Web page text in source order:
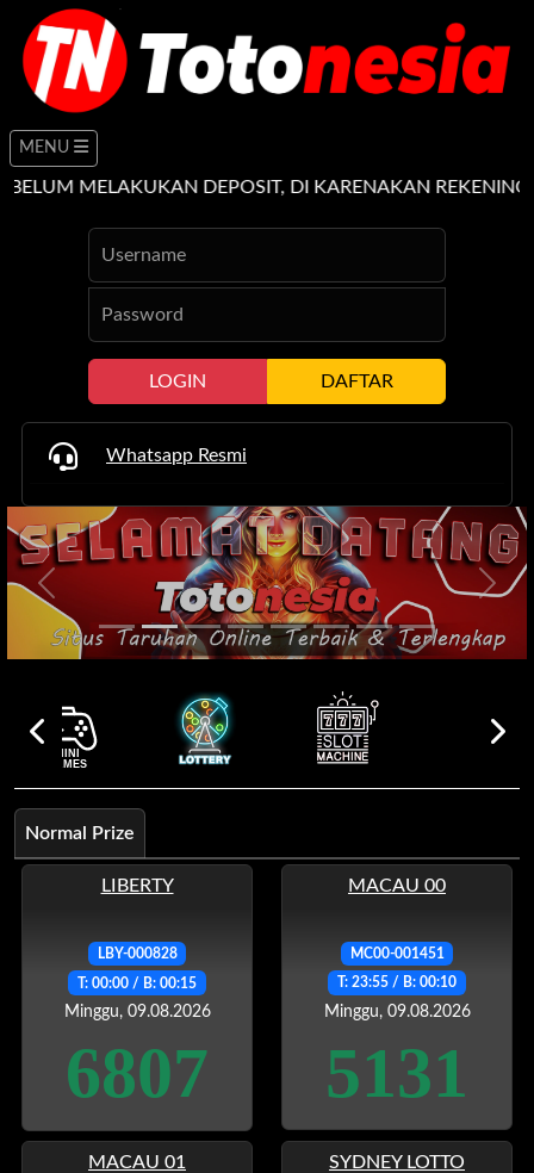
MENU
DEPOSIT, DI KARENAKAN REKENING
LOGIN DAFTAR
Whatsapp Resmi
Previous Next
Normal Prize
LIBERTY
LBY-000828
T: 00:00 / B: 00:15
Minggu, 09.08.2026
6807
MACAU 00
MC00-001451
T: 23:55 / B: 00:10
Minggu, 09.08.2026
5131
MACAU 01 SYDNEY LOTTO